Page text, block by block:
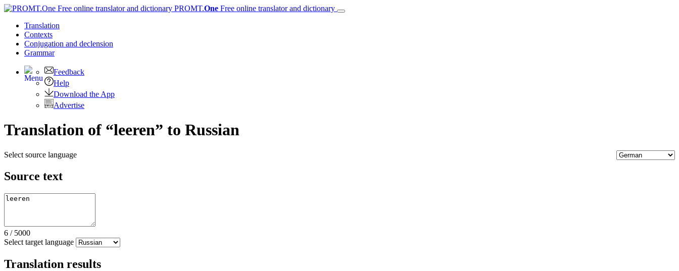
PROMT.One Free online translator and dictionary
Translation
Contexts
Conjugation and declension
Grammar
Feedback
Help
Download the App
Advertise
Translation of “leeren” to Russian
Select source language
Source text
6 / 5000
Select target language
Translation results